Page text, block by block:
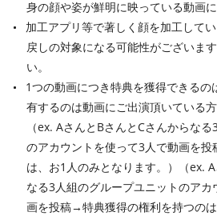
身の顔や姿が鮮明に映っている動画に
加工アプリ等で著しく顔を加工して
戻しの対象になる可能性がございま
い。
1つの動画につき特典を獲得できるの
有するのは動画にご出演頂いている
（ex. AさんとBさんとCさんからな
のアカウントを使って3人で動画を
は、お1人のみとなります。）（ex.
なる3人組のグループユニットのア
画を投稿→特典獲得の権利を持つの